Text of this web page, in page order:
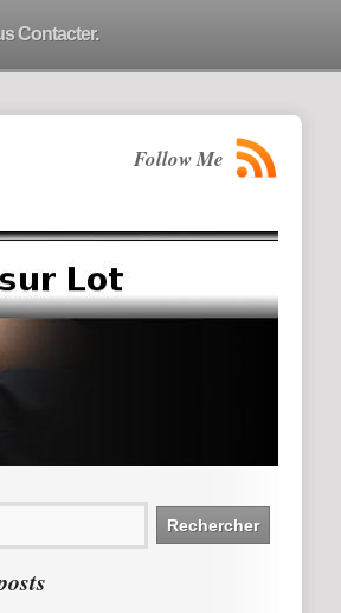
Contacter.
Follow Me